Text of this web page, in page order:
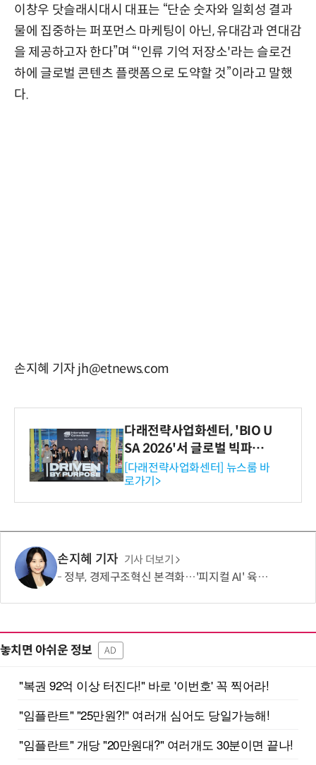
이창우 닷슬래시대시 대표는 “단순 숫자와 일회성 결과
물에 집중하는 퍼포먼스 마케팅이 아닌, 유대감과 연대감
을 제공하고자 한다”며 “'인류 기억 저장소'라는 슬로건
하에 글로벌 콘텐츠 플랫폼으로 도약할 것”이라고 말했
다.
손지혜 기자 jh@etnews.com
다래전략사업화센터, 'BIO U
SA 2026'서 글로벌 빅파마
와의 비즈니스 미팅 지원…K
-바이오 해외 진출 교두보 확
보
[다래전략사업화센터] 뉴스룸 바
로가기>
손지혜 기자 기사 더보기
정부, 경제구조혁신 본격화…'피지컬 AI' 육성·국가자산 관리체계 개편
놓치면 아쉬운 정보 AD